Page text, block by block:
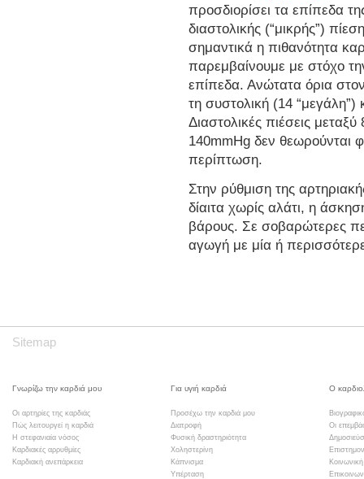
προσδιορίσει τα επίπεδα
διαστολικής (“μικρής”)
σημαντικά η πιθανότητα
παρεμβαίνουμε με στόχο
επίπεδα. Ανώτατα όρια
τη συστολική (14 “μεγάλη”)
Διαστολικές πιέσεις
140mmHg δεν θεωρούνται
περίπτωση.
Στην ρύθμιση της
δίαιτα χωρίς αλάτι, η
βάρους. Σε σοβαρώτερες
αγωγή με μία ή
Sitemap
Γνωρίζω την καρδιά μου
Οι αρτηρίες της καρδιάς
Πώς λειτουργεί η καρδιά
Η στεφανιαία νόσος
Καρδιακές αρρυθμίες
Καρδιακή ανεπάρκεια
Για υγιή καρδιά
Προσέχω την καρδιά μου
Διατροφή
Φυσική δραστηριότητα
Χοληστερίνη
Κάπνισμα
Υπέρταση
Ο
Οι